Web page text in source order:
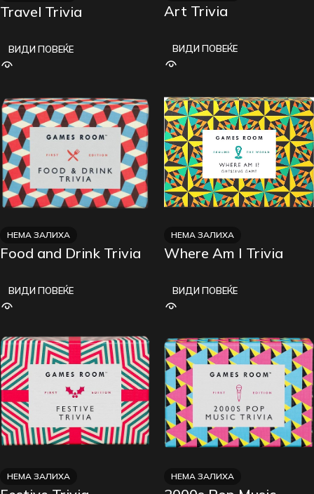
Travel Trivia
ВИДИ ПОВЕЌЕ
Art Trivia
ВИДИ ПОВЕЌЕ
НЕМА ЗАЛИХА
Food and Drink Trivia
ВИДИ ПОВЕЌЕ
НЕМА ЗАЛИХА
Where Am I Trivia
ВИДИ ПОВЕЌЕ
НЕМА ЗАЛИХА НЕМА ЗАЛИХА